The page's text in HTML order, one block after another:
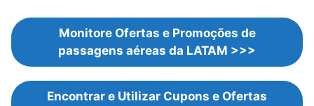
Monitore Ofertas e Promoções de
passagens aéreas da LATAM >>>
Encontrar e Utilizar Cupons e Ofertas